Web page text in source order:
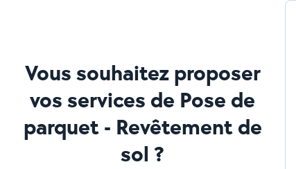
Vous souhaitez proposer
vos services de Pose de
parquet - Revêtement de
sol ?